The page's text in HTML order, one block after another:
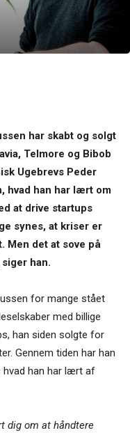
har skabt og solgt
Telmore og Bibob
Ugebrevs Peder
hvad han har lært om
at drive startups
synes, at kriser er
Men det at sove på
han.
for mange stået
med billige
han siden solgte for
Gennem tiden har han
hvad han har lært af
dig om at håndtere